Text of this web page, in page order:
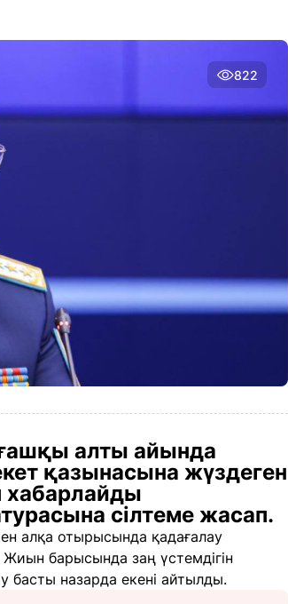
822
алты айында
қазынасына жүздеген
хабарлайды
сілтеме жасап.
алқа отырысында қадағалау
Жиын барысында заң үстемдігін
басты назарда екені айтылды.